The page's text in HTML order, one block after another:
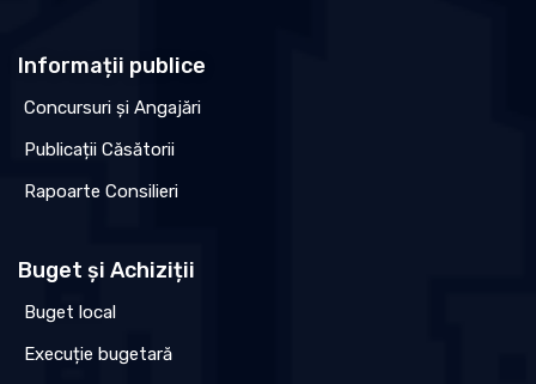
Informații publice
Concursuri și Angajări
Publicații Căsătorii
Rapoarte Consilieri
Buget și Achiziții
Buget local
Execuție bugetară